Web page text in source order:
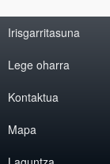
Irisgarritasuna
Lege oharra
Kontaktua
Mapa